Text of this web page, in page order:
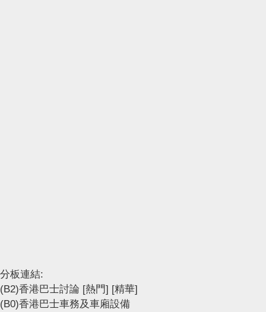
分板連結:
(B2)香港巴士討論 [熱門] [精華]
(B0)香港巴士車務及車廂設備